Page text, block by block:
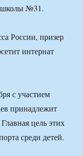
школы №31.
России, призер
интернат
с участием
принадлежит
цель этих
среди детей.